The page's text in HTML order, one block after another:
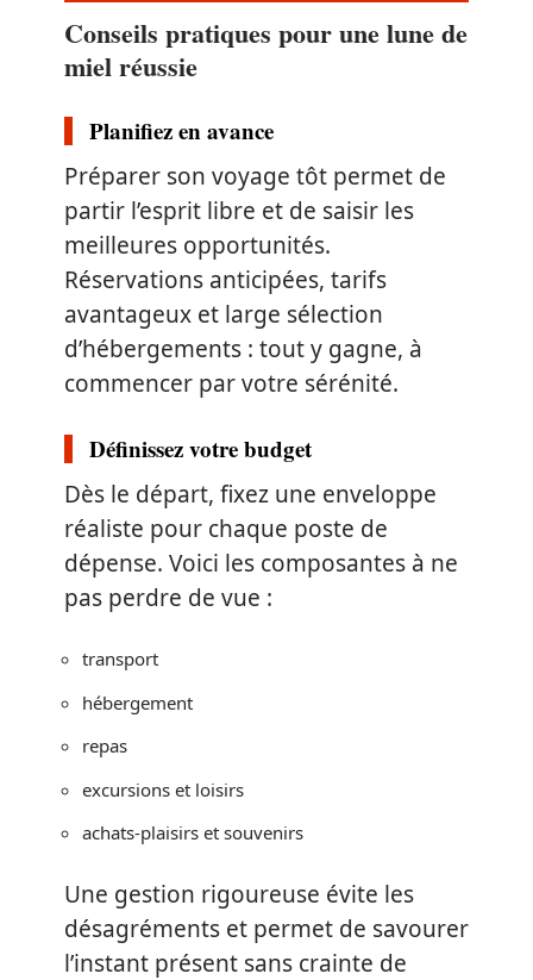
Conseils pratiques pour une lune de
miel réussie
Planifiez en avance
Préparer son voyage tôt permet de
partir l’esprit libre et de saisir les
meilleures opportunités.
Réservations anticipées, tarifs
avantageux et large sélection
d’hébergements : tout y gagne, à
commencer par votre sérénité.
Définissez votre budget
Dès le départ, fixez une enveloppe
réaliste pour chaque poste de
dépense. Voici les composantes à ne
pas perdre de vue :
transport
hébergement
repas
excursions et loisirs
achats-plaisirs et souvenirs
Une gestion rigoureuse évite les
désagréments et permet de savourer
l’instant présent sans crainte de